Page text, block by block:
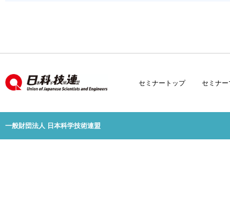
セミナートップ セミナ
一般財団法人 日本科学技術連盟